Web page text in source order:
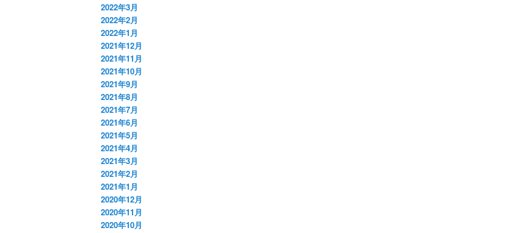
2022年3月
2022年2月
2022年1月
2021年12月
2021年11月
2021年10月
2021年9月
2021年8月
2021年7月
2021年6月
2021年5月
2021年4月
2021年3月
2021年2月
2021年1月
2020年12月
2020年11月
2020年10月